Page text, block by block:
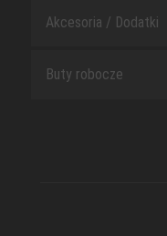
Akcesoria / Dodatki
Buty robocze